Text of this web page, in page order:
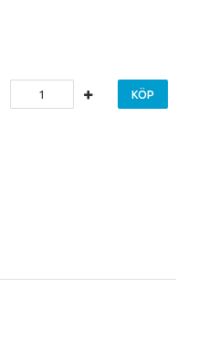
KÖP